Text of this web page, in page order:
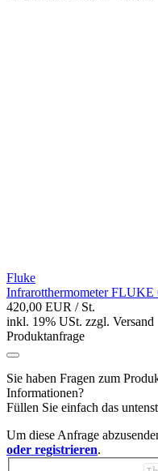
Fluke
Infrarotthermometer
420,00 EUR / St.
inkl. 19% USt. zzgl. Versand
Produktanfrage
Sie haben Fragen zum
Informationen?
Füllen Sie einfach das
Um diese Anfrage
oder registrieren.